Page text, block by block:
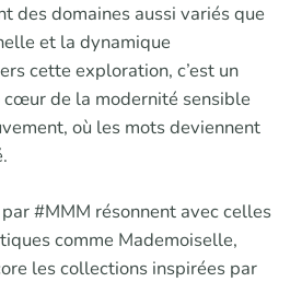
des domaines aussi variés que
et la dynamique
cette exploration, c’est un
de la modernité sensible
où les mots deviennent
#MMM résonnent avec celles
comme Mademoiselle,
les collections inspirées par